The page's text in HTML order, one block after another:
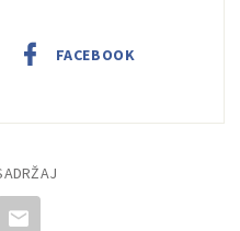
FACEBOOK